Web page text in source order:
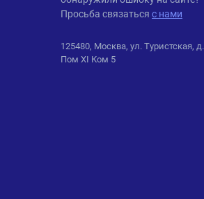
Просьба связаться с нами
125480, Москва, ул. Туристская,
Пом XI Ком 5